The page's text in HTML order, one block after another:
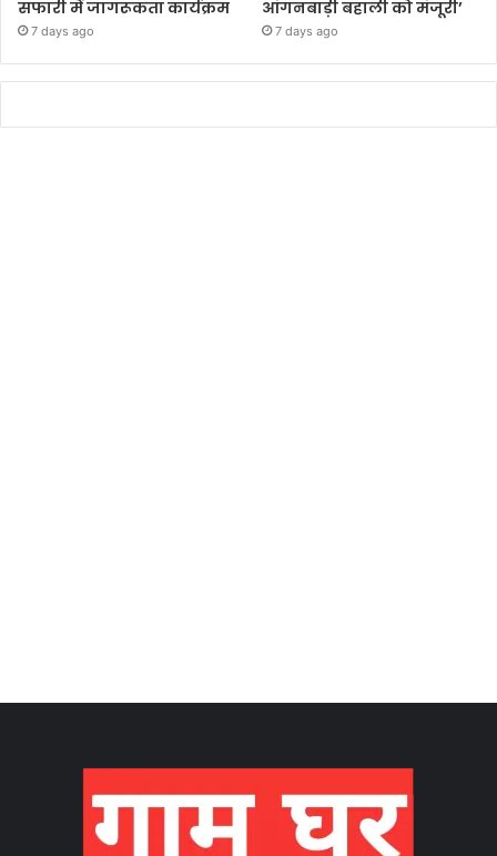
सफारी में जागरूकता कार्यक्रम
7 days ago
आंगनबाड़ी बहाली को मंजूरी’
7 days ago